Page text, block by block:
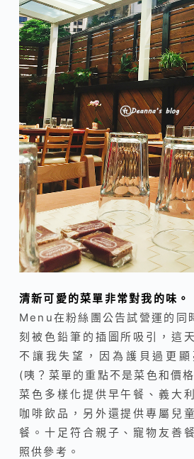
清新可愛的菜單非常對我的味。
Menu在粉絲團公告試營運的同
刻被色鉛筆的插圖所吸引，這
不讓我失望，因為護貝過更顯
(咦？菜單的重點不是菜色和價
菜色多樣化提供早午餐、義大
咖啡飲品，另外還提供專屬兒
餐。十足符合親子、寵物友善
照供參考。